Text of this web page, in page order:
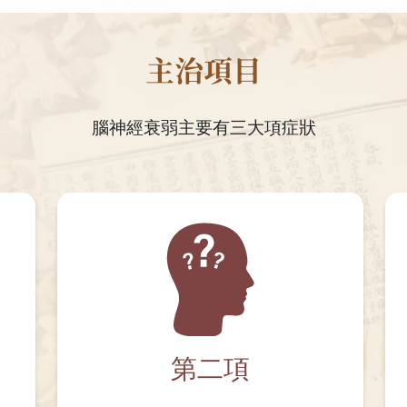
主治項目
腦神經衰弱主要有三大項症狀
第二項